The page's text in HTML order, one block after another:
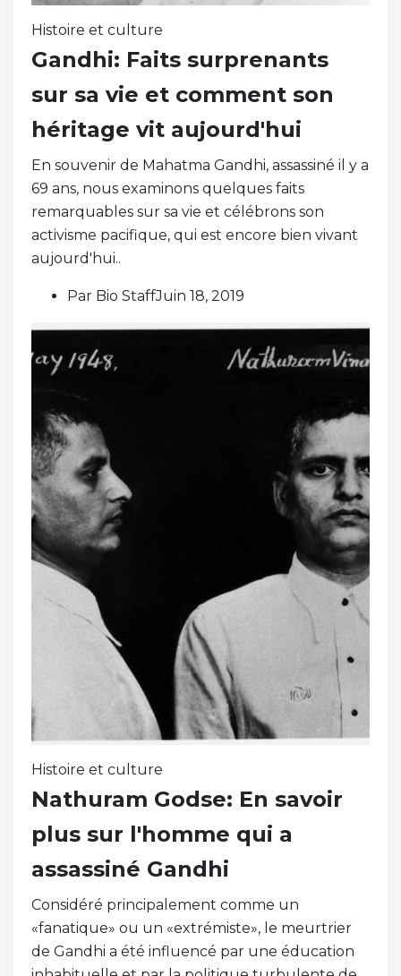
Histoire et culture
Gandhi: Faits surprenants
sur sa vie et comment son
héritage vit aujourd'hui
En souvenir de Mahatma Gandhi, assassiné il y a
69 ans, nous examinons quelques faits
remarquables sur sa vie et célébrons son
activisme pacifique, qui est encore bien vivant
aujourd'hui..
Par Bio StaffJuin 18, 2019
Histoire et culture
Nathuram Godse: En savoir
plus sur l'homme qui a
assassiné Gandhi
Considéré principalement comme un
«fanatique» ou un «extrémiste», le meurtrier
de Gandhi a été influencé par une éducation